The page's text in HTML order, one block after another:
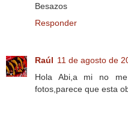
Besazos
Responder
Raúl 11 de agosto de
Hola Abi,a mi no
fotos,parece que esta